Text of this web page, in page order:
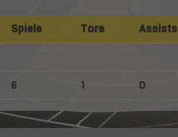
Spiele Tore Assists
6 1 0